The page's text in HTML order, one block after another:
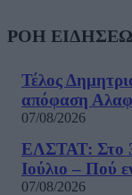
ΡΟΗ
Τέλος
απόφαση
07/08/2026
ΕΛΣΤΑΤ: Στο
Ιούλιο – Πού
07/08/2026